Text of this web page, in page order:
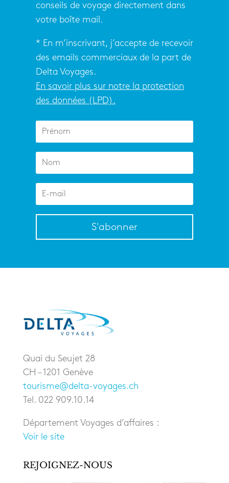
conseils de voyage directement dans
votre boîte mail.
* En m’inscrivant, j’accepte de recevoir
des emails commerciaux de la part de
Delta Voyages.
En savoir plus sur notre la protection
des données (LPD).
S'abonner
Quai du Seujet 28
CH – 1201 Genève
tourisme@delta-voyages.ch
Tel. 022 909.10.14
Département Voyages d’affaires :
Voir le site
REJOIGNEZ-NOUS